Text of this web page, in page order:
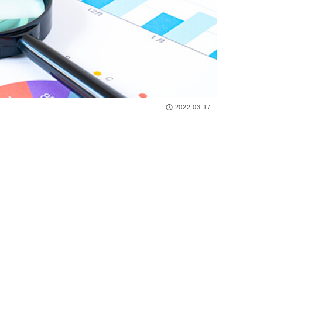
2022.03.17